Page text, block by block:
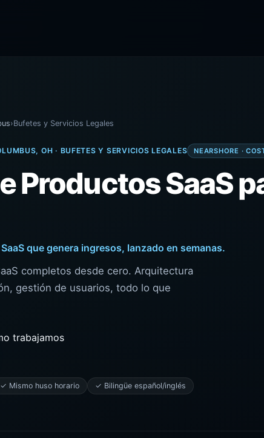
›Bufetes y Servicios Legales
OH · BUFETES Y SERVICIOS LEGALES NEARSHORE ·
Productos SaaS
que genera ingresos, lanzado en semanas.
completos desde cero. Arquitectura
gestión de usuarios, todo lo que
trabajamos
✓ Mismo huso horario ✓ Bilingüe español/inglés